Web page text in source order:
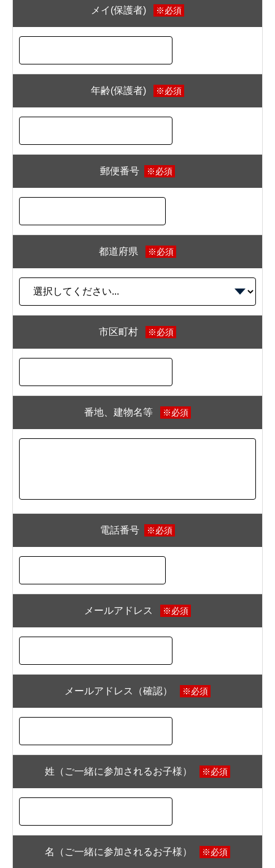
メイ(保護者) ※必須
年齢(保護者) ※必須
郵便番号 ※必須
都道府県 ※必須
市区町村 ※必須
番地、建物名等 ※必須
電話番号 ※必須
メールアドレス ※必須
メールアドレス（確認） ※必須
姓（ご一緒に参加されるお子様） ※必須
名（ご一緒に参加されるお子様） ※必須